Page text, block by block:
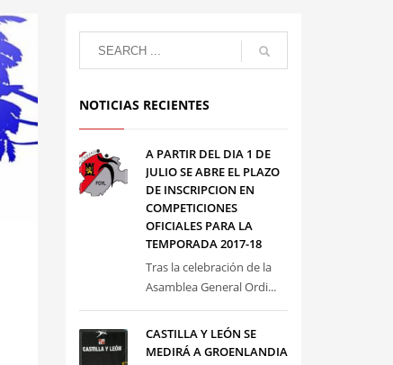
NOTICIAS RECIENTES
A PARTIR DEL DIA 1 DE
JULIO SE ABRE EL PLAZO
DE INSCRIPCION EN
COMPETICIONES
OFICIALES PARA LA
TEMPORADA 2017-18
Tras la celebración de la
Asamblea General Ordi...
CASTILLA Y LEÓN SE
MEDIRÁ A GROENLANDIA